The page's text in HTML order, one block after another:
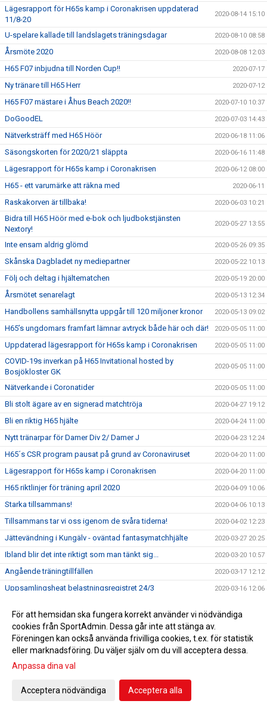
Lägesrapport för H65s kamp i Coronakrisen uppdaterad
11/8-20
2020-08-14 15:10
U-spelare kallade till landslagets träningsdagar 2020-08-10 08:58
Årsmöte 2020 2020-08-08 12:03
H65 F07 inbjudna till Norden Cup!! 2020-07-17
Ny tränare till H65 Herr 2020-07-12
H65 F07 mästare i Åhus Beach 2020!! 2020-07-10 10:37
DoGoodEL 2020-07-03 14:43
Nätverksträff med H65 Höör 2020-06-18 11:06
Säsongskorten för 2020/21 släppta 2020-06-16 11:48
Lägesrapport för H65s kamp i Coronakrisen 2020-06-12 08:00
H65 - ett varumärke att räkna med 2020-06-11
Raskakorven är tillbaka! 2020-06-03 10:21
Bidra till H65 Höör med e-bok och ljudbokstjänsten
Nextory!
2020-05-27 13:55
Inte ensam aldrig glömd 2020-05-26 09:35
Skånska Dagbladet ny mediepartner 2020-05-22 10:13
Följ och deltag i hjältematchen 2020-05-19 20:00
Årsmötet senarelagt 2020-05-13 12:34
Handbollens samhällsnytta uppgår till 120 miljoner kronor 2020-05-13 09:02
H65’s ungdomars framfart lämnar avtryck både här och där! 2020-05-05 11:00
Uppdaterad lägesrapport för H65s kamp i Coronakrisen 2020-05-05 11:00
COVID-19s inverkan på H65 Invitational hosted by
Bosjökloster GK
2020-05-05 11:00
Nätverkande i Coronatider 2020-05-05 11:00
Bli stolt ägare av en signerad matchtröja 2020-04-27 19:12
Bli en riktig H65 hjälte 2020-04-24 11:00
Nytt tränarpar för Damer Div 2/ Damer J 2020-04-23 12:24
H65´s CSR program pausat på grund av Coronaviruset 2020-04-20 11:00
Lägesrapport för H65s kamp i Coronakrisen 2020-04-20 11:00
H65 riktlinjer för träning april 2020 2020-04-09 10:06
Starka tillsammans! 2020-04-06 10:13
Tillsammans tar vi oss igenom de svåra tiderna! 2020-04-02 12:23
Jättevändning i Kungälv - oväntad fantasymatchhjälte 2020-03-27 20:25
Ibland blir det inte riktigt som man tänkt sig... 2020-03-20 10:57
Angående träningtillfällen 2020-03-17 12:12
Uppsamlingsheat belastningsregistret 24/3 2020-03-16 12:06
Info Svensk Handboll angående coronaviruset
Dags att anmäla sig till H65 Invitational 2020! 2020-03-03 18:50
I lördags fick vi två nya hedersmedlemmar 2020-02-23 20:41
Skretting tillbaka när Kungälvs HK besegrades
Supporterbuss Lund 16/2
För att hemsidan ska fungera korrekt använder vi nödvändiga
cookies från SportAdmin. Dessa går inte att stänga av.
Föreningen kan också använda frivilliga cookies, t.ex. för statistik
eller marknadsföring. Du väljer själv om du vill acceptera dessa.
Anpassa dina val
Acceptera nödvändiga Acceptera alla